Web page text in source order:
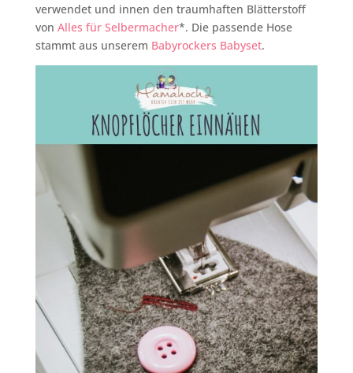
verwendet und innen den traumhaften Blätterstoff
von Alles für Selbermacher*. Die passende Hose
stammt aus unserem Babyrockers Babyset.